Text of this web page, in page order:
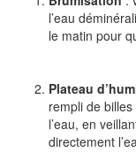
l’eau
le matin pour
Plateau
rempli de
l’eau, en
directement